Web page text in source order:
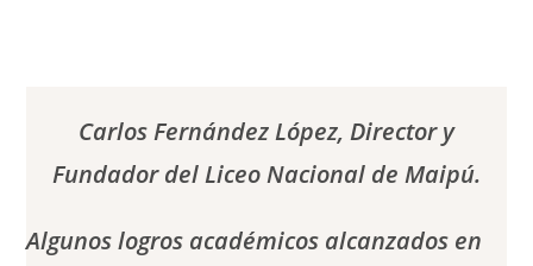
Carlos Fernández López, Director y
Fundador del Liceo Nacional de Maipú.
Algunos logros académicos alcanzados en